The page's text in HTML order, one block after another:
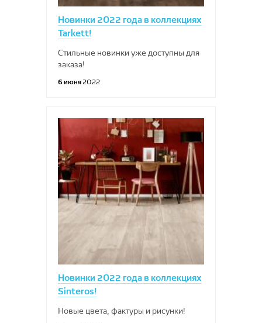
Новинки 2022 года в коллекциях
Tarkett!
Стильные новинки уже доступны для
заказа!
6 июня2022
Новинки 2022 года в коллекциях
Sinteros!
Новые цвета, фактуры и рисунки!